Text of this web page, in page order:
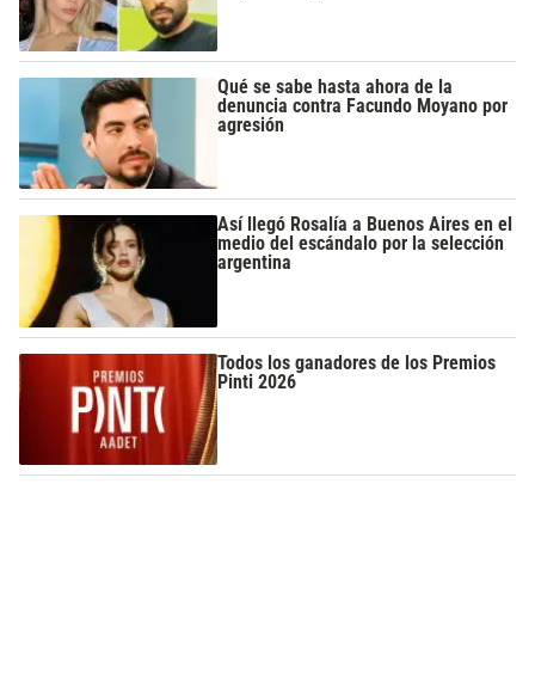
Qué se sabe hasta ahora de la
denuncia contra Facundo Moyano por
agresión
Así llegó Rosalía a Buenos Aires en el
medio del escándalo por la selección
argentina
Todos los ganadores de los Premios
Pinti 2026